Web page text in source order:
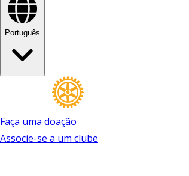
Português
Faça uma doação
Associe-se a um clube